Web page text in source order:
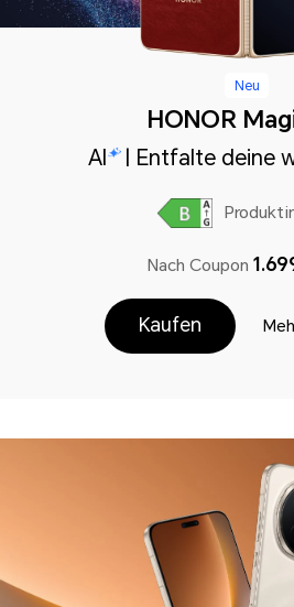
Neu
HONOR
AI | Entfalte deine
Nach Coupon
Kaufen